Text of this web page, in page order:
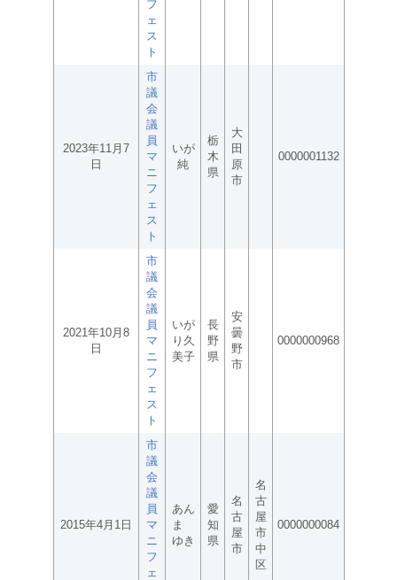
フ
ェ
ス
ト
2023年11月7
日
市
議
会
議
員
マ
ニ
フ
ェ
ス
ト
いが
純
栃
木
県
大
田
原
市
0000001132
2021年10月8
日
市
議
会
議
員
マ
ニ
フ
ェ
ス
ト
いが
り久
美子
長
野
県
安
曇
野
市
0000000968
2015年4月1日
市
議
会
議
員
マ
ニ
フ
ェ
あん
ま
ゆき
愛
知
県
名
古
屋
市
名
古
屋
市
中
区
0000000084